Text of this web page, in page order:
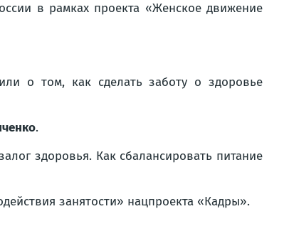
в рамках проекта «Женское движение
о том, как сделать заботу о здоровье
.
здоровья. Как сбалансировать питание
занятости» нацпроекта «Кадры».